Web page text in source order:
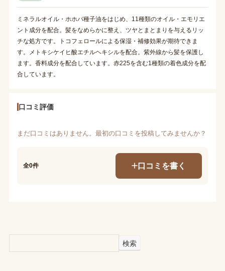
ミネラルオイル・ホホバ種子油をはじめ、11種類のオイル・エモリエ
ント成分を配合。髪をなめらかに整え、ツヤとまとまりを与えるリッ
チな処方です。トコフェロールによる保湿・補修効果が期待できま
す。メトキシケイヒ酸エチルヘキシルを配合。紫外線から髪を保護し
ます。香料成分を配合しています。赤225を含む1種類の着色成分を配
合しています。
口コミ評価
まだ口コミはありません。最初の口コミを投稿してみませんか？
全0件 口コミを書く
検索